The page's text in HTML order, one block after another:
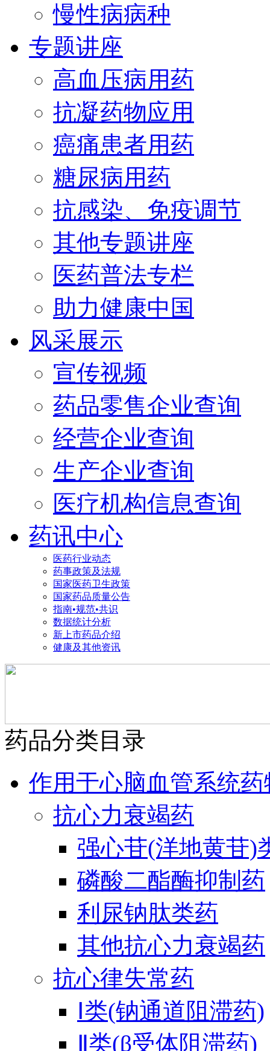
慢性病病种
专题讲座
高血压病用药
抗凝药物应用
癌痛患者用药
糖尿病用药
抗感染、免疫调节
其他专题讲座
医药普法专栏
助力健康中国
风采展示
宣传视频
药品零售企业查询
经营企业查询
生产企业查询
医疗机构信息查询
药讯中心
医药行业动态
药事政策及法规
国家医药卫生政策
国家药品质量公告
指南•规范•共识
数据统计分析
新上市药品介绍
健康及其他资讯
药品分类目录
作用于心脑血管系统药
抗心力衰竭药
强心苷(洋地黄苷)
磷酸二酯酶抑制药
利尿钠肽类药
其他抗心力衰竭药
抗心律失常药
Ⅰ类(钠通道阻滞药)
Ⅱ类(β受体阻滞药)